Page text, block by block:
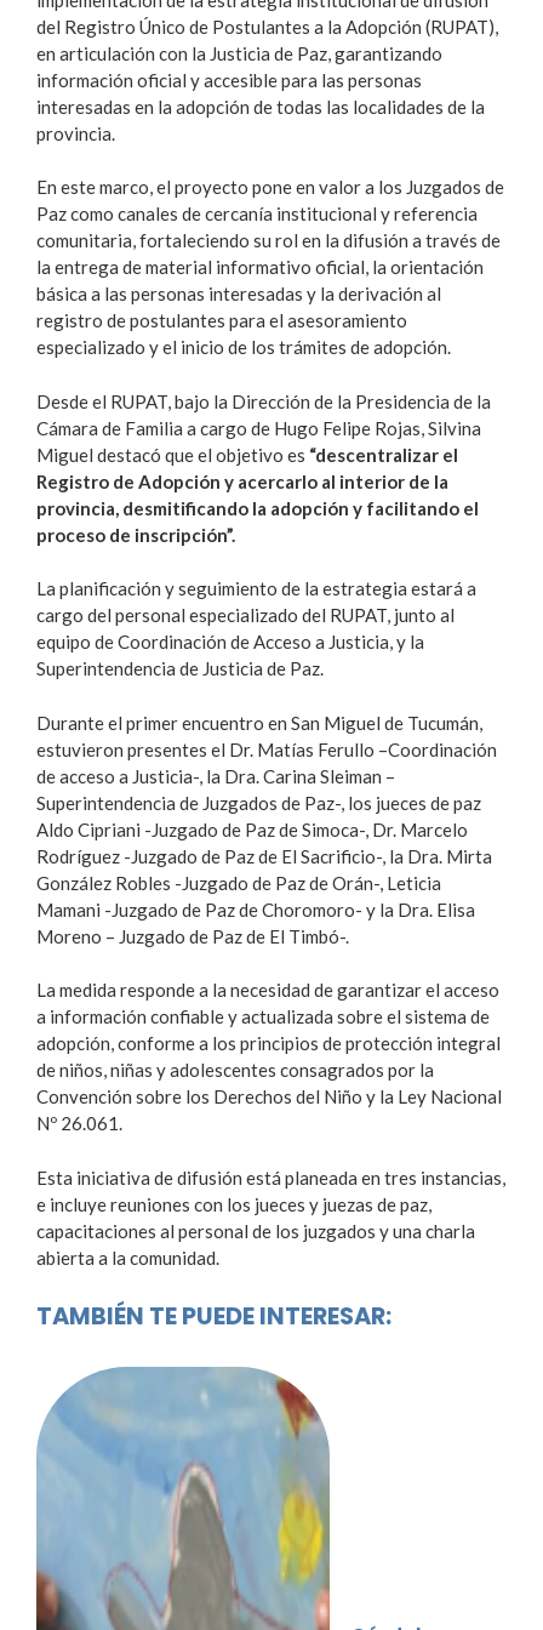
del Registro Único de Postulantes a la Adopción (RUPAT),
en articulación con la Justicia de Paz, garantizando
información oficial y accesible para las personas
interesadas en la adopción de todas las localidades de la
provincia.
En este marco, el proyecto pone en valor a los Juzgados de
Paz como canales de cercanía institucional y referencia
comunitaria, fortaleciendo su rol en la difusión a través de
la entrega de material informativo oficial, la orientación
básica a las personas interesadas y la derivación al
registro de postulantes para el asesoramiento
especializado y el inicio de los trámites de adopción.
Desde el RUPAT, bajo la Dirección de la Presidencia de la
Cámara de Familia a cargo de Hugo Felipe Rojas, Silvina
Miguel destacó que el objetivo es “descentralizar el
Registro de Adopción y acercarlo al interior de la
provincia, desmitificando la adopción y facilitando el
proceso de inscripción”.
La planificación y seguimiento de la estrategia estará a
cargo del personal especializado del RUPAT, junto al
equipo de Coordinación de Acceso a Justicia, y la
Superintendencia de Justicia de Paz.
Durante el primer encuentro en San Miguel de Tucumán,
estuvieron presentes el Dr. Matías Ferullo –Coordinación
de acceso a Justicia-, la Dra. Carina Sleiman –
Superintendencia de Juzgados de Paz-, los jueces de paz
Aldo Cipriani -Juzgado de Paz de Simoca-, Dr. Marcelo
Rodríguez -Juzgado de Paz de El Sacrificio-, la Dra. Mirta
González Robles -Juzgado de Paz de Orán-, Leticia
Mamani -Juzgado de Paz de Choromoro- y la Dra. Elisa
Moreno – Juzgado de Paz de El Timbó-.
La medida responde a la necesidad de garantizar el acceso
a información confiable y actualizada sobre el sistema de
adopción, conforme a los principios de protección integral
de niños, niñas y adolescentes consagrados por la
Convención sobre los Derechos del Niño y la Ley Nacional
Nº 26.061.
Esta iniciativa de difusión está planeada en tres instancias,
e incluye reuniones con los jueces y juezas de paz,
capacitaciones al personal de los juzgados y una charla
abierta a la comunidad.
TAMBIÉN TE PUEDE INTERESAR: